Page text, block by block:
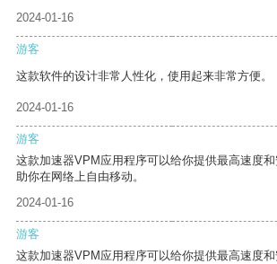
2024-01-16
游客
这款软件的设计非常人性化，使用起来非常方便。
2024-01-16
游客
这款加速器VPM应用程序可以给你提供最高速度
助你在网络上自由移动。
2024-01-16
游客
这款加速器VPM应用程序可以给你提供最高速度